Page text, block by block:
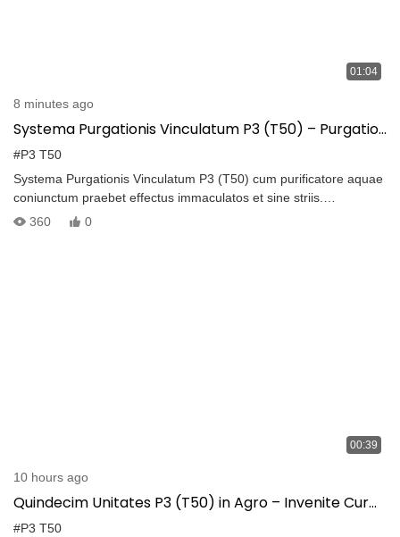
01:04
8 minutes ago
Systema Purgationis Vinculatum P3 (T50) – Purgatio
Vitri Droni Altae Pressionis cum Purificatore Aquae
#P3 T50
Systema Purgationis Vinculatum P3 (T50) cum purificatore aquae
coniunctum praebet effectus immaculatos et sine striis.
Purgationem altae pressionis cum aqua purificata coniungendo,
360 0
00:39
10 hours ago
Quindecim Unitates P3 (T50) in Agro – Invenite Cur
Clientes Eam Ament
#P3 T50